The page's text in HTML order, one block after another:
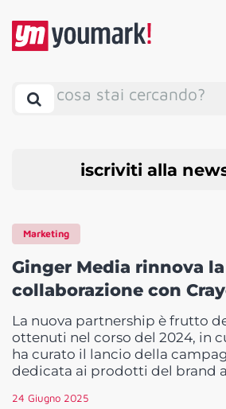
cosa stai cercando?
iscriviti alla
Marketing
Ginger Media rinnova la
collaborazione con
La nuova partnership è frutto
ottenuti nel corso del 2024, in
ha curato il lancio della
dedicata ai prodotti del brand
24 Giugno 2025